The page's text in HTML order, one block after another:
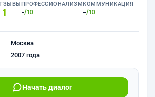
1
ПРОФЕССИОНАЛИЗМ
-/10
КОММУНИКАЦИЯ
-/10
Москва
2007 года
Начать диалог